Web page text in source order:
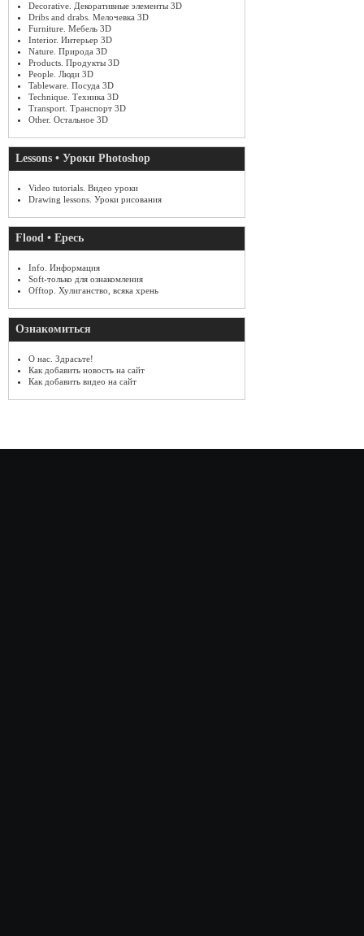
Decorative. Декоративные элементы 3D
Dribs and drabs. Мелочевка 3D
Furniture. Мебель 3D
Interior. Интерьер 3D
Nature. Природа 3D
Products. Продукты 3D
People. Люди 3D
Tableware. Посуда 3D
Technique. Техника 3D
Transport. Транспорт 3D
Other. Остальное 3D
Lessons • Уроки Photoshop
Video tutorials. Видео уроки
Drawing lessons. Уроки рисования
Flood • Ересь
Info. Информация
Soft-только для ознакомления
Offtop. Хулиганство, всяка хрень
Ознакомиться
О нас. Здрасьте!
Как добавить новость на сайт
Как добавить видео на сайт